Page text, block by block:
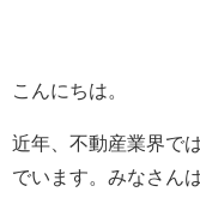
こんにちは。
近年、不動産業界で
でいます。みなさん